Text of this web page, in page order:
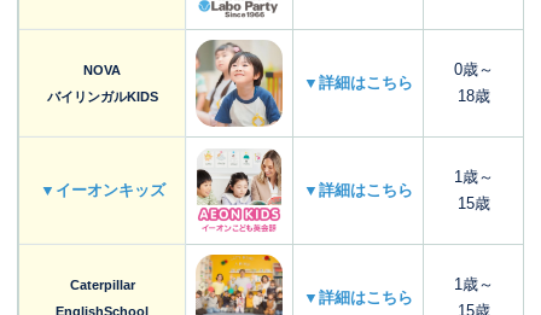
NOVA
バイリンガルKIDS
▼詳細はこちら
0歳～
18歳
▼イーオンキッズ ▼詳細はこちら
1歳～
15歳
Caterpillar
EnglishSchool
▼詳細はこちら
1歳～
15歳